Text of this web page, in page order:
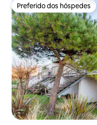
Preferido dos hóspedes
Preferido dos hóspedes